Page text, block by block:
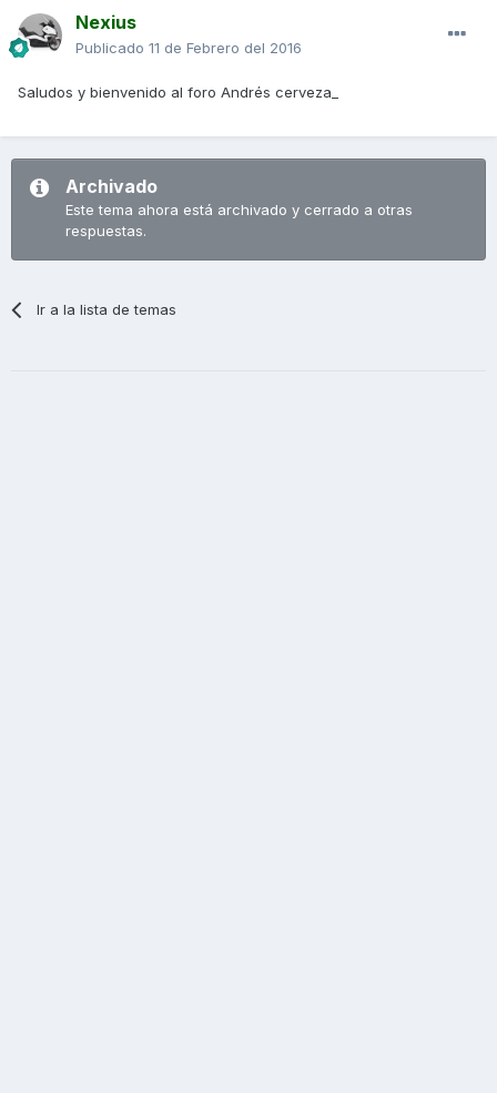
Nexius
Publicado 11 de Febrero del 2016
Saludos y bienvenido al foro Andrés cerveza_
Archivado
Este tema ahora está archivado y cerrado a otras
respuestas.
Ir a la lista de temas